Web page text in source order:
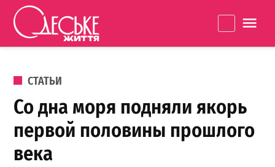
Перейти к содержанию
життя
ОПУБЛИКОВАНО В
СТАТЬИ
Со дна моря подняли якорь
первой половины прошлого
века